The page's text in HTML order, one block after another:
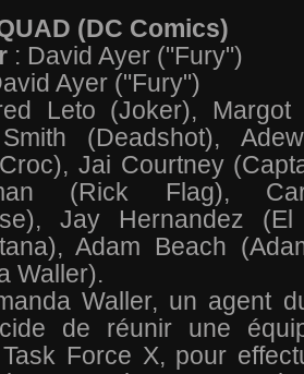
(DC Comics)
: David Ayer ("Fury")
Ayer ("Fury")
Leto (Joker), Margot
(Deadshot),
Jai Courtney
(Rick Flag),
Jay Hernandez
Adam Beach
Waller).
Waller, un agent
de réunir une
Force X, pour